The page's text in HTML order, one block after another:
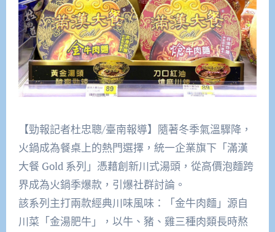
【勁報記者杜忠聰/臺南報導】隨著冬季氣溫驟降，
火鍋成為餐桌上的熱門選擇，統一企業旗下「滿漢
大餐 Gold 系列」憑藉創新川式湯頭，從高價泡麵跨
界成為火鍋季爆款，引爆社群討論。​
該系列主打兩款經典川味風味：「金牛肉麵」源自
川菜「金湯肥牛」，以牛、豬、雞三種肉類長時熬